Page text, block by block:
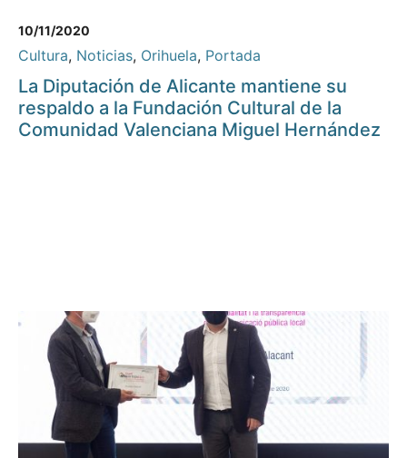
10/11/2020
Cultura, Noticias, Orihuela, Portada
La Diputación de Alicante mantiene su
respaldo a la Fundación Cultural de la
Comunidad Valenciana Miguel Hernández